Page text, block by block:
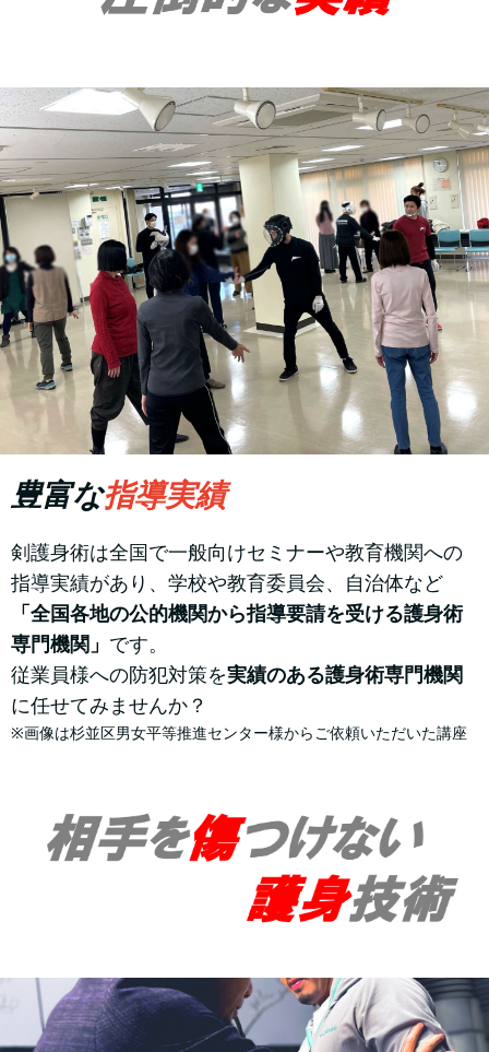
豊富な指導実績
剣護身術は全国で一般向けセミナーや教育機関への
指導実績があり、学校や教育委員会、自治体など
「全国各地の公的機関から指導要請を受ける護身術
専門機関」 です。
従業員様への防犯対策を実績のある護身術専門機関
に任せてみませんか？
※画像は杉並区男女平等推進センター様からご依頼いただいた講座